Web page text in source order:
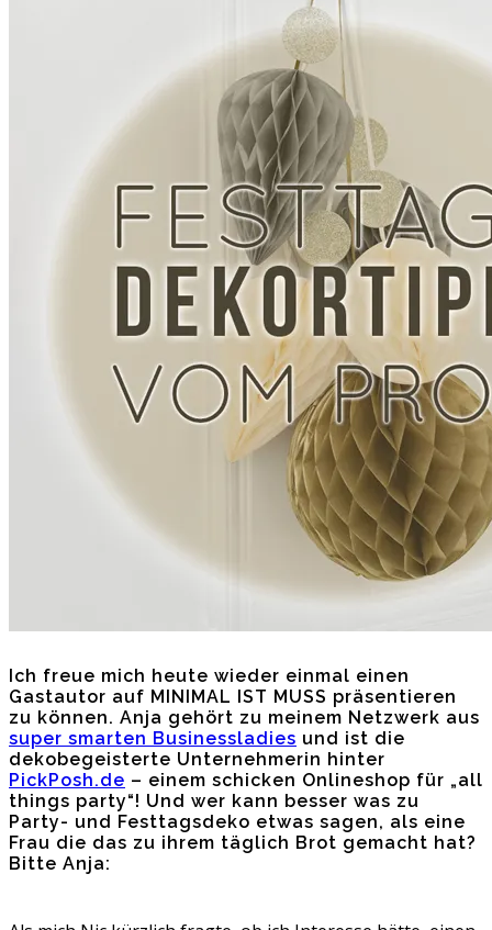
Ich freue mich heute wieder einmal einen
Gastautor auf MINIMAL IST MUSS präsentieren
zu können. Anja gehört zu meinem Netzwerk aus
super smarten Businessladies und ist die
dekobegeisterte Unternehmerin hinter
PickPosh.de – einem schicken Onlineshop für „all
things party“! Und wer kann besser was zu
Party- und Festtagsdeko etwas sagen, als eine
Frau die das zu ihrem täglich Brot gemacht hat?
Bitte Anja: